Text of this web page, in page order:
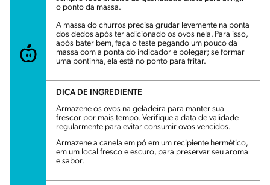
o ponto da massa.
A massa do churros precisa grudar levemente na ponta
dos dedos após ter adicionado os ovos nela. Para isso,
após bater bem, faça o teste pegando um pouco da
massa com a ponta do indicador e polegar; se formar
uma pontinha, ela está no ponto para fritar.
DICA DE INGREDIENTE
Armazene os ovos na geladeira para manter sua
frescor por mais tempo. Verifique a data de validade
regularmente para evitar consumir ovos vencidos.
Armazene a canela em pó em um recipiente hermético,
em um local fresco e escuro, para preservar seu aroma
e sabor.